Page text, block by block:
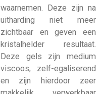
waarnemen. Deze zijn na
uitharding niet meer
zichtbaar en geven een
kristalhelder resultaat.
Deze gels zijn medium
viscoos, zelf-egaliserend
en zijn hierdoor zeer